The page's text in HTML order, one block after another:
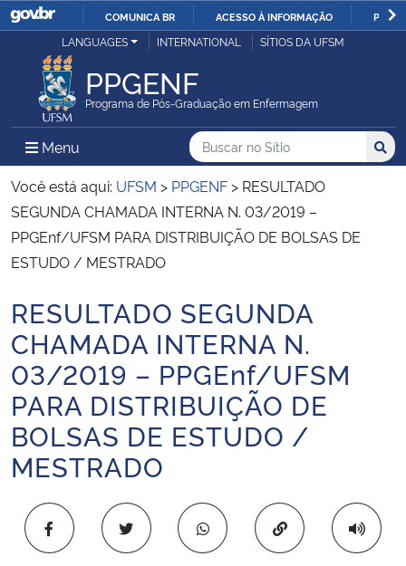
IR
COMUNICA BR ACESSO À INFORMAÇÃO
Ministério da Justiça e Segurança Pública
Ministério da Defesa
Ministério das Relações Exteriores
Ministério da Economia
Ministério da Agricultura, Pecuária e Abastecimento
Ministério da Educação
Ministério da Cidadania
Ministério da Saúde
Ministério de Minas e Energia
LANGUAGES INTERNATIONAL SÍTIOS DA UFSM
PPGENF
Programa de Pós-Graduação em Enfermagem
Menu Menu Principal do Sítio
Busca
Buscar no no Sítio
Busca:
Você está aqui: UFSM > PPGENF > RESULTADO
SEGUNDA CHAMADA INTERNA N. 03/2019 –
PPGEnf/UFSM PARA DISTRIBUIÇÃO DE BOLSAS DE
ESTUDO / MESTRADO
Início do conteúdo
RESULTADO SEGUNDA
CHAMADA INTERNA N.
03/2019 – PPGEnf/UFSM
PARA DISTRIBUIÇÃO DE
BOLSAS DE ESTUDO /
MESTRADO
Copiar para área